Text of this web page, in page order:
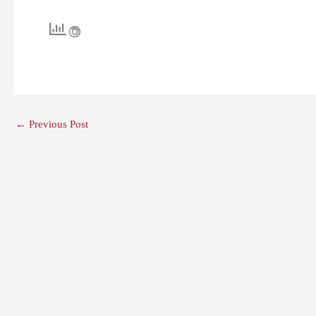
← Previous Post